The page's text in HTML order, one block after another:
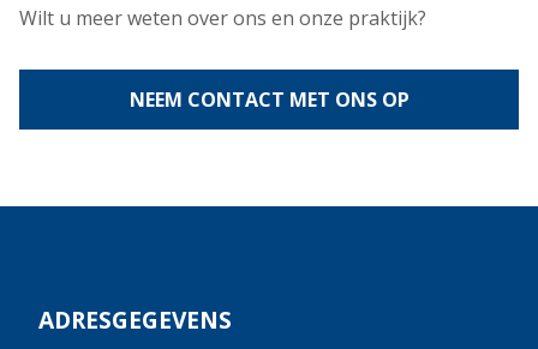
Wilt u meer weten over ons en onze praktijk?
NEEM CONTACT MET ONS OP
ADRESGEGEVENS